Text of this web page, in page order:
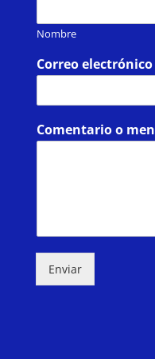
Nombre
Correo electrónico
Comentario o
Enviar